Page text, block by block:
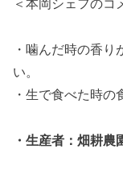
＜本岡シェフのコ
・噛んだ時の香
い。
・生で食べた時の
・生産者：畑耕農